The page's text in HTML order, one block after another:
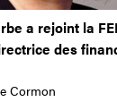
a rejoint la
des
Cormon